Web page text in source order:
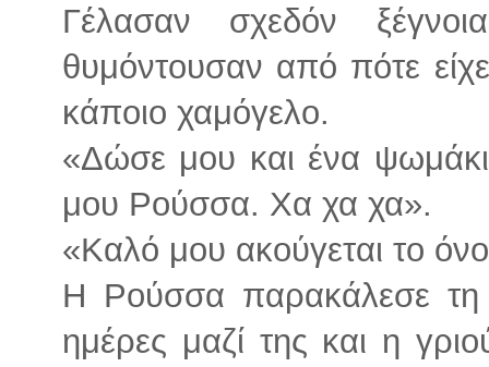
Γέλασαν σχεδόν
θυμόντουσαν από πότε
κάποιο χαμόγελο.
«Δώσε μου και ένα
μου Ρούσσα. Χα χα χα».
«Καλό μου ακούγεται το
Η Ρούσσα παρακάλεσε τη
ημέρες μαζί της και η